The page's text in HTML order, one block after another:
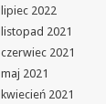
lipiec 2022
listopad 2021
czerwiec 2021
maj 2021
kwiecień 2021